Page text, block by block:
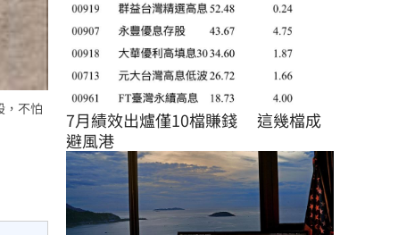
，不怕
7月績效出爐僅10檔賺錢 　這幾檔成
避風港